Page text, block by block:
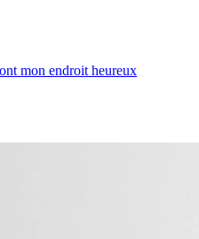
mon endroit heureux